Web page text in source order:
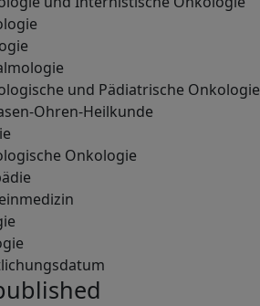
und Pädiatrische Onkologie
Ohren-Heilkunde
Onkologie